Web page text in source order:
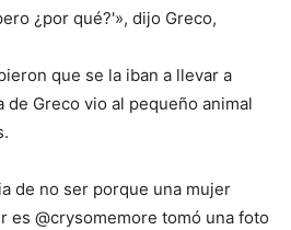
¿por qué?'», dijo Greco,
que se la iban a llevar a
de Greco vio al pequeño animal
de no ser porque una mujer
es @crysomemore tomó una foto